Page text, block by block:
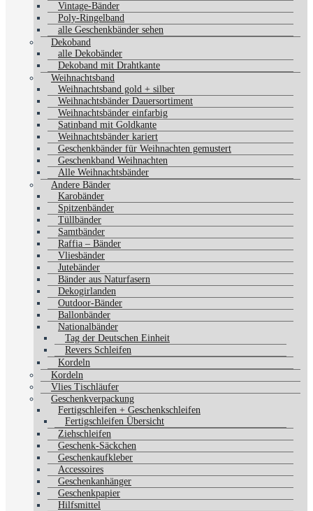
Vintage-Bänder
Poly-Ringelband
alle Geschenkbänder sehen
Dekoband
alle Dekobänder
Dekoband mit Drahtkante
Weihnachtsband
Weihnachtsband gold + silber
Weihnachtsbänder Dauersortiment
Weihnachtsbänder einfarbig
Satinband mit Goldkante
Weihnachtsbänder kariert
Geschenkbänder für Weihnachten gemustert
Geschenkband Weihnachten
Alle Weihnachtsbänder
Andere Bänder
Karobänder
Spitzenbänder
Tüllbänder
Samtbänder
Raffia – Bänder
Vliesbänder
Jutebänder
Bänder aus Naturfasern
Dekogirlanden
Outdoor-Bänder
Ballonbänder
Nationalbänder
Tag der Deutschen Einheit
Revers Schleifen
Kordeln
Kordeln
Vlies Tischläufer
Geschenkverpackung
Fertigschleifen + Geschenkschleifen
Fertigschleifen Übersicht
Ziehschleifen
Geschenk-Säckchen
Geschenkaufkleber
Accessoires
Geschenkanhänger
Geschenkpapier
Hilfsmittel